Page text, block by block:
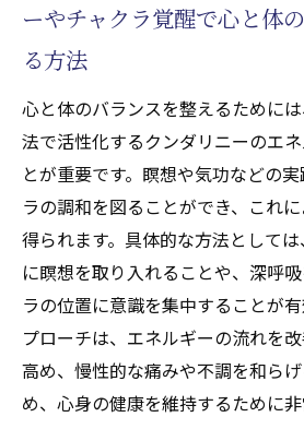
ーやチャクラ覚醒で心と体
る方法
心と体のバランスを整えるために
法で活性化するクンダリニーのエ
とが重要です。瞑想や気功などの
ラの調和を図ることができ、これ
得られます。具体的な方法として
に瞑想を取り入れることや、深呼
ラの位置に意識を集中することが
プローチは、エネルギーの流れを
高め、慢性的な痛みや不調を和ら
め、心身の健康を維持するために非